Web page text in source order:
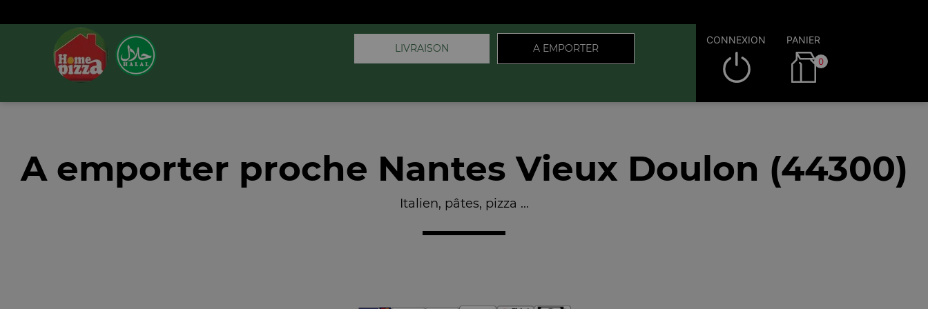
LIVRAISON A EMPORTER
CONNEXION PANIER
0
A emporter proche Nantes Vieux Doulon (44300)
Italien, pâtes, pizza ...